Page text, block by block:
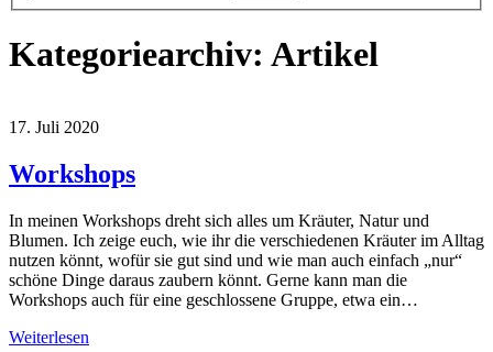
Kategoriearchiv: Artikel
17. Juli 2020
Workshops
In meinen Workshops dreht sich alles um Kräuter, Natur und
Blumen. Ich zeige euch, wie ihr die verschiedenen Kräuter im Alltag
nutzen könnt, wofür sie gut sind und wie man auch einfach „nur“
schöne Dinge daraus zaubern könnt. Gerne kann man die
Workshops auch für eine geschlossene Gruppe, etwa ein…
Weiterlesen